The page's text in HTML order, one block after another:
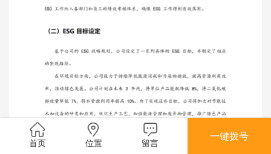
首页 位置 留言
一键拨号